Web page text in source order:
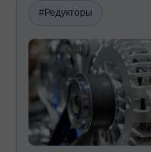
#Редукторы